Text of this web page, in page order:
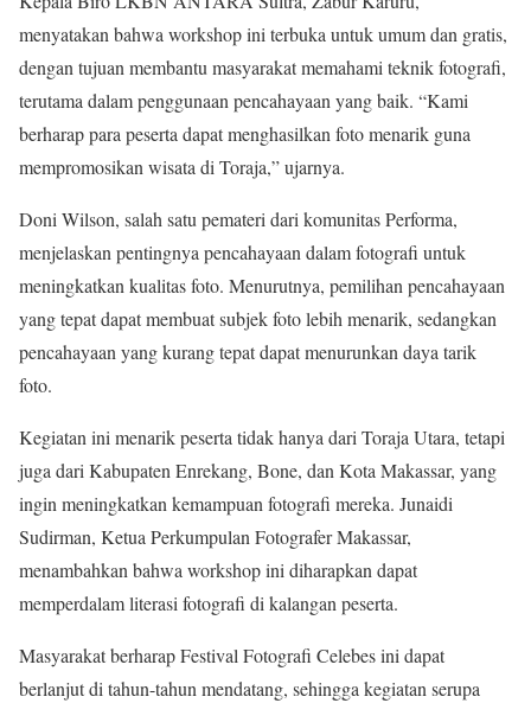
menyatakan bahwa workshop ini terbuka untuk umum dan gratis,
dengan tujuan membantu masyarakat memahami teknik fotografi,
terutama dalam penggunaan pencahayaan yang baik. “Kami
berharap para peserta dapat menghasilkan foto menarik guna
mempromosikan wisata di Toraja,” ujarnya.
Doni Wilson, salah satu pemateri dari komunitas Performa,
menjelaskan pentingnya pencahayaan dalam fotografi untuk
meningkatkan kualitas foto. Menurutnya, pemilihan pencahayaan
yang tepat dapat membuat subjek foto lebih menarik, sedangkan
pencahayaan yang kurang tepat dapat menurunkan daya tarik
foto.
Kegiatan ini menarik peserta tidak hanya dari Toraja Utara, tetapi
juga dari Kabupaten Enrekang, Bone, dan Kota Makassar, yang
ingin meningkatkan kemampuan fotografi mereka. Junaidi
Sudirman, Ketua Perkumpulan Fotografer Makassar,
menambahkan bahwa workshop ini diharapkan dapat
memperdalam literasi fotografi di kalangan peserta.
Masyarakat berharap Festival Fotografi Celebes ini dapat
berlanjut di tahun-tahun mendatang, sehingga kegiatan serupa